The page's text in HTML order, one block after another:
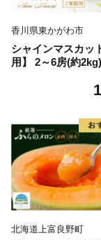
香川県東かがわ市
シャインマスカッ
用】 2～6房(約
もの 果実 旬の果
北海道上富良野町